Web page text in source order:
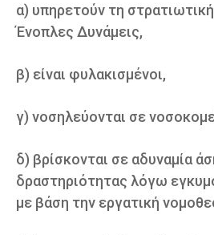
α) υπηρετούν τη
Ένοπλες Δυνάμεις,
β) είναι φυλακισμένοι,
γ) νοσηλεύονται σε
δ) βρίσκονται σε αδυναμία
δραστηριότητας λόγω
με βάση την εργατική